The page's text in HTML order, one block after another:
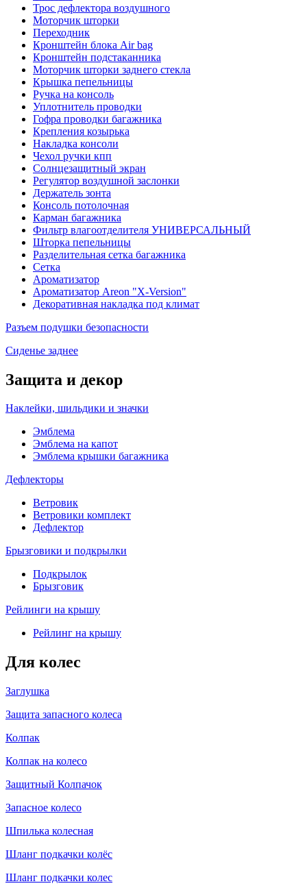
Трос дефлектора воздушного
Моторчик шторки
Переходник
Кронштейн блока Air bag
Кронштейн подстаканника
Моторчик шторки заднего стекла
Крышка пепельницы
Ручка на консоль
Уплотнитель проводки
Гофра проводки багажника
Крепления козырька
Накладка консоли
Чехол ручки кпп
Солнцезащитный экран
Регулятор воздушной заслонки
Держатель зонта
Консоль потолочная
Карман багажника
Фильтр влагоотделителя УНИВЕРСАЛЬНЫЙ
Шторка пепельницы
Разделительная сетка багажника
Сетка
Ароматизатор
Ароматизатор Areon "X-Version"
Декоративная накладка под климат
Разъем подушки безопасности
Сиденье заднее
Защита и декор
Наклейки, шильдики и значки
Эмблема
Эмблема на капот
Эмблема крышки багажника
Дефлекторы
Ветровик
Ветровики комплект
Дефлектор
Брызговики и подкрылки
Подкрылок
Брызговик
Рейлинги на крышу
Рейлинг на крышу
Для колес
Заглушка
Защита запасного колеса
Колпак
Колпак на колесо
Защитный Колпачок
Запасное колесо
Шпилька колесная
Шланг подкачки колёс
Шланг подкачки колес